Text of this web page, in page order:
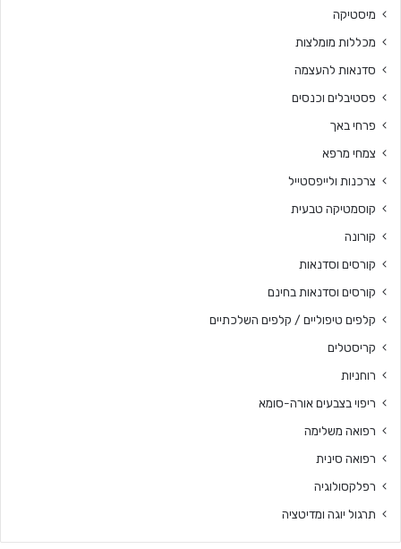
מיסטיקה
מכללות מומלצות
סדנאות להעצמה
פסטיבלים וכנסים
פרחי באך
צמחי מרפא
צרכנות ולייפסטייל
קוסמטיקה טבעית
קורונה
קורסים וסדנאות
קורסים וסדנאות בחינם
קלפים טיפוליים / קלפים השלכתיים
קריסטלים
רוחניות
ריפוי בצבעים אורה-סומא
רפואה משלימה
רפואה סינית
רפלקסולוגיה
תרגול יוגה ומדיטציה